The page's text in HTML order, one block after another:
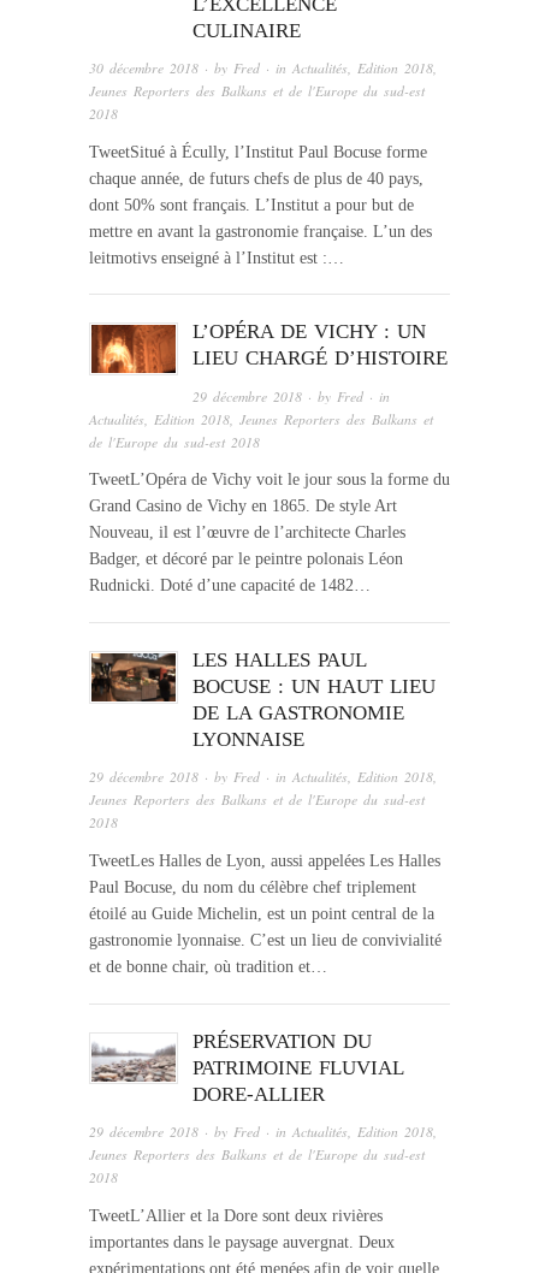
CULINAIRE
30 décembre 2018 · by Fred · in Actualités Edition 2018
Jeunes Reporters des Balkans et de l'Europe du sud-est
2018
TweetSitué à Écully, l’Institut Paul Bocuse forme
chaque année, de futurs chefs de plus de 40 pays,
dont 50% sont français. L’Institut a pour but de
mettre en avant la gastronomie française. L’un des
leitmotivs enseigné à l’Institut est :…
L’OPÉRA DE VICHY : UN
LIEU CHARGÉ D’HISTOIRE
29 décembre 2018 · by Fred · in
Actualités
Edition 2018 Jeunes Reporters des Balkans et
de l'Europe du sud-est 2018
TweetL’Opéra de Vichy voit le jour sous la forme du
Grand Casino de Vichy en 1865. De style Art
Nouveau, il est l’œuvre de l’architecte Charles
Badger, et décoré par le peintre polonais Léon
Rudnicki. Doté d’une capacité de 1482…
LES HALLES PAUL
BOCUSE : UN HAUT LIEU
DE LA GASTRONOMIE
LYONNAISE
29 décembre 2018 · by Fred · in Actualités, Edition 2018,
Jeunes Reporters des Balkans et de l'Europe du sud-est
2018
TweetLes Halles de Lyon, aussi appelées Les Halles
Paul Bocuse, du nom du célèbre chef triplement
étoilé au Guide Michelin, est un point central de la
gastronomie lyonnaise. C’est un lieu de convivialité
et de bonne chair, où tradition et…
PRÉSERVATION DU
PATRIMOINE FLUVIAL
DORE-ALLIER
29 décembre 2018 · by Fred · in Actualités, Edition 2018,
Jeunes Reporters des Balkans et de l'Europe du sud-est
2018
TweetL’Allier et la Dore sont deux rivières
importantes dans le paysage auvergnat. Deux
expérimentations ont été menées afin de voir quelle